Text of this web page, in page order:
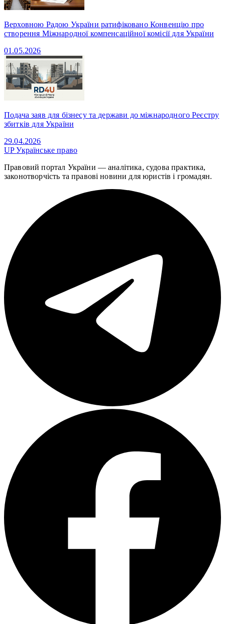
Верховною Радою України ратифіковано Конвенцію про
створення Міжнародної компенсаційної комісії для України
01.05.2026
Подача заяв для бізнесу та держави до міжнародного Реєстру
збитків для України
29.04.2026
UPУкраїнське право
Правовий портал України — аналітика, судова практика,
законотворчість та правові новини для юристів і громадян.